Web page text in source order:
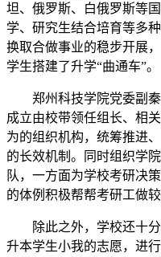
坦、俄罗斯、白俄罗斯等
学、研究生结合培育等多
换取合做事业的稳步开展
学生搭建了升学“曲通车”。
郑州科技学院党委副秦
成立由校带领任组长、相
为的组织机构，统筹推进
的长效机制。同时组织学
队，一方面为学校考研决
的体例积极帮帮考研工做
除此之外，学校还十分
升本学生小我的志愿，进